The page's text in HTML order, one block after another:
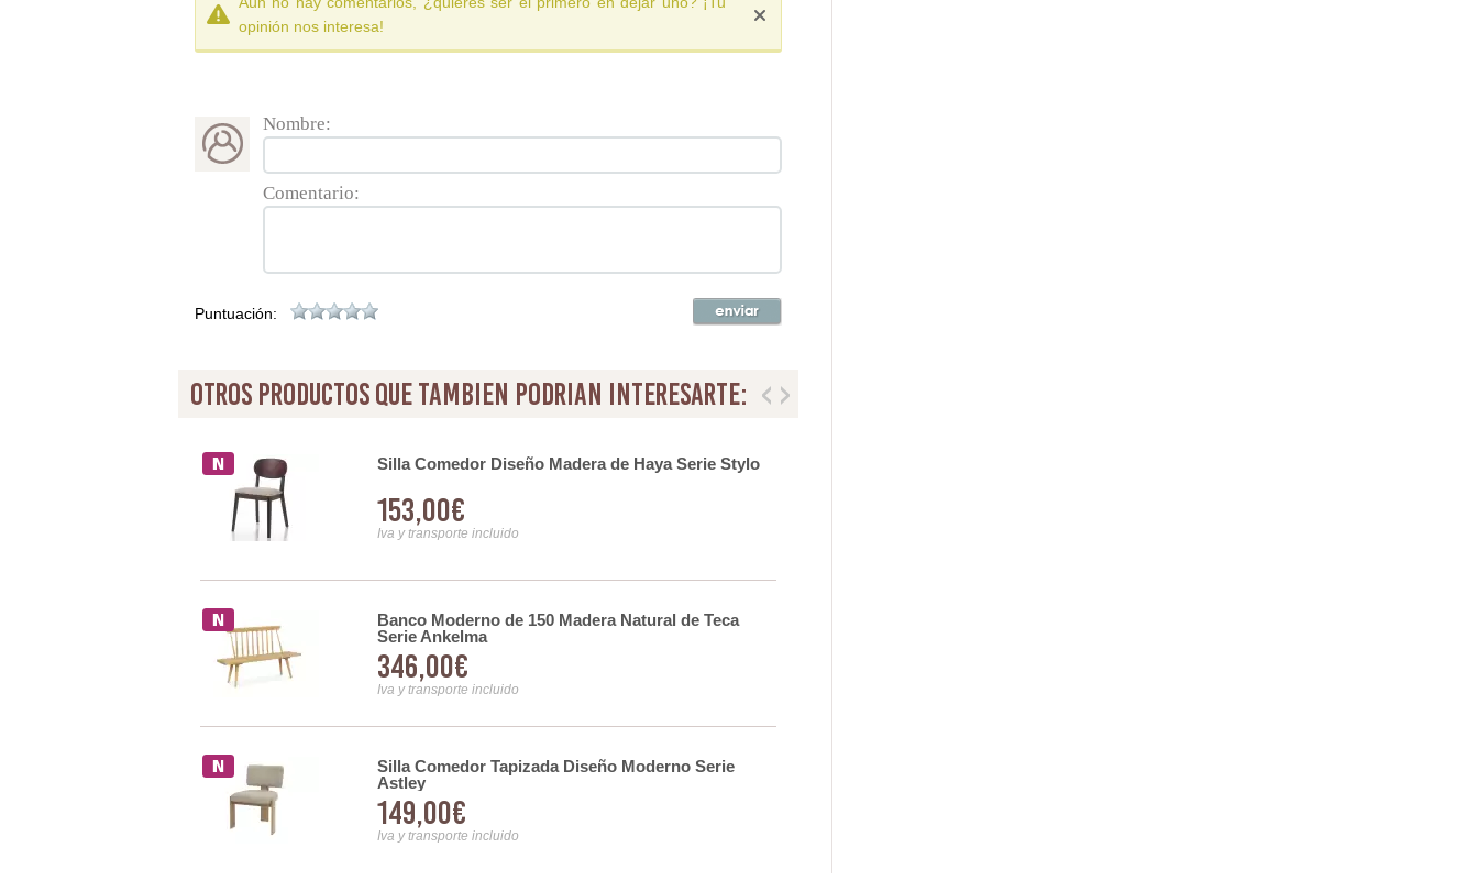
opinión nos interesa!
Nombre:
Comentario:
Puntuación:
otros productos que tambien podrian interesarte:
Silla Comedor Diseño Madera de Haya Serie Stylo
153,00€
Iva y transporte incluido
Banco Moderno de 150 Madera Natural de Teca
Serie Ankelma
346,00€
Iva y transporte incluido
Silla Comedor Tapizada Diseño Moderno Serie
Astley
149,00€
Iva y transporte incluido